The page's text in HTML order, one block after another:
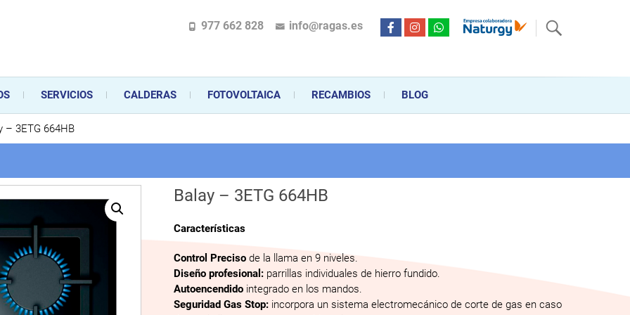
en la instalación, comercialización y mantenimiento de gas y electricidad desde hace más de 20 años . Acompañamos al cliente
aparatos de gas, climatización o electrodomésticos, desde el asesoramiento personalizado en la venta, montaje y reparación, hasta la
977 662 828 info@ragas.es
SERVICIOS CALDERAS FOTOVOLTAICA RECAMBIOS BLOG
– 3ETG 664HB
Balay – 3ETG 664HB
Características
Control Preciso de la llama en 9 niveles.
Diseño profesional: parrillas individuales de hierro fundido.
Autoencendido integrado en los mandos.
Seguridad Gas Stop: incorpora un sistema electromecánico de corte de gas en caso